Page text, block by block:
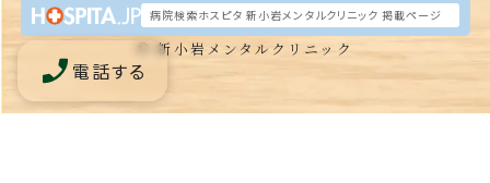
病院検索ホスピタ 新小岩メンタルクリニック 掲載ページ
© 新小岩メンタルクリニック
電話する